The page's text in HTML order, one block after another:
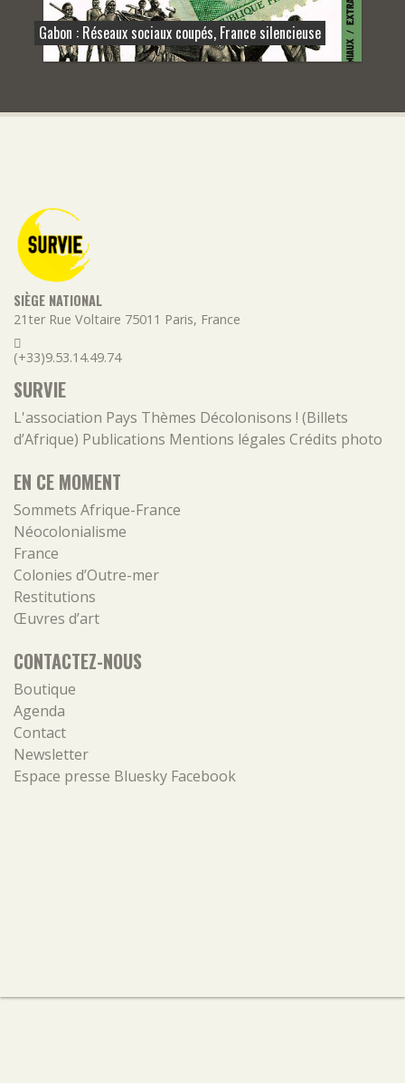
Gabon : Réseaux sociaux coupés, France silencieuse
SIÈGE NATIONAL
21ter Rue Voltaire 75011 Paris, France
(+33)9.53.14.49.74
SURVIE
L'association Pays Thèmes Décolonisons ! (Billets
d’Afrique) Publications Mentions légales Crédits photo
EN CE MOMENT
Sommets Afrique-France
Néocolonialisme
France
Colonies d’Outre-mer
Restitutions
Œuvres d’art
CONTACTEZ-NOUS
Boutique
Agenda
Contact
Newsletter
Espace presse Bluesky Facebook